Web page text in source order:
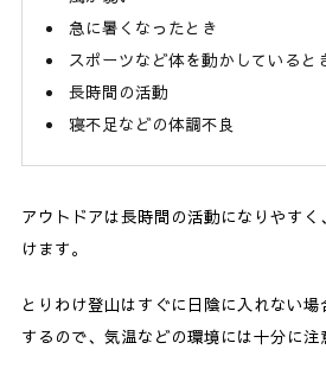
急に暑くなったとき
スポーツなど体を動かしていると
長時間の活動
寝不足などの体調不良
アウトドアは長時間の活動になりやす
けます。
とりわけ登山はすぐに日陰に入れない
するので、気温などの環境には十分に注